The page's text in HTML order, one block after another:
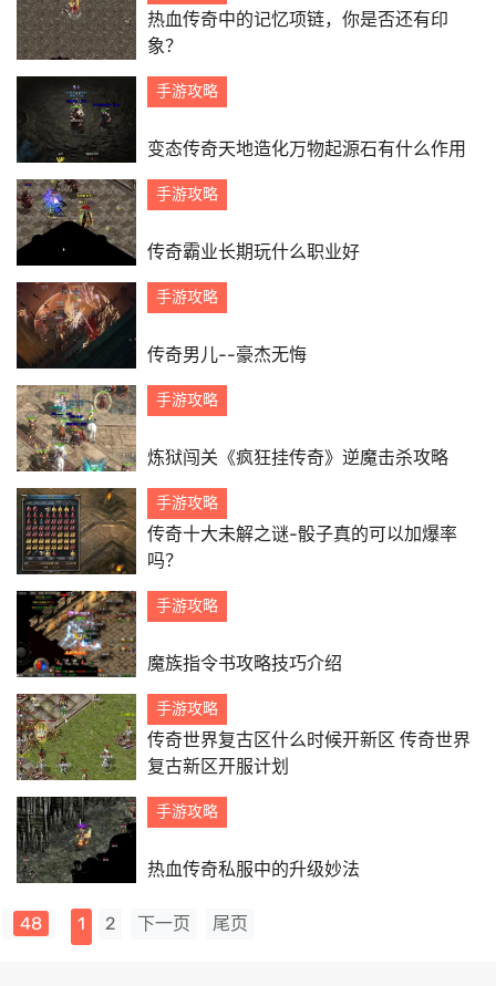
热血传奇中的记忆项链，你是否还有印
象？
手游攻略
变态传奇天地造化万物起源石有什么作用
手游攻略
传奇霸业长期玩什么职业好
手游攻略
传奇男儿--豪杰无悔
手游攻略
炼狱闯关《疯狂挂传奇》逆魔击杀攻略
手游攻略
传奇十大未解之谜-骰子真的可以加爆率
吗？
手游攻略
魔族指令书攻略技巧介绍
手游攻略
传奇世界复古区什么时候开新区 传奇世界
复古新区开服计划
手游攻略
热血传奇私服中的升级妙法
48 1 2 下一页 尾页